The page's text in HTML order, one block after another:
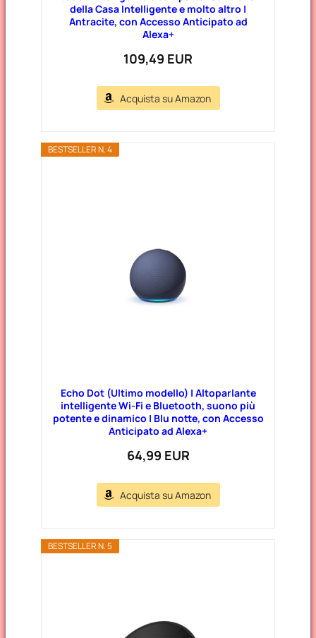
della Casa Intelligente e molto altro |
Antracite, con Accesso Anticipato ad
Alexa+
109,49 EUR
Acquista su Amazon
BESTSELLER N. 4
Echo Dot (Ultimo modello) | Altoparlante
intelligente Wi-Fi e Bluetooth, suono più
potente e dinamico | Blu notte, con Accesso
Anticipato ad Alexa+
64,99 EUR
Acquista su Amazon
BESTSELLER N. 5